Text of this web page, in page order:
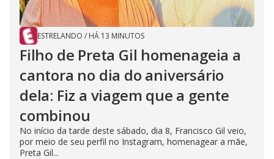
ESTRELANDO / HÁ 13 MINUTOS
Filho de Preta Gil homenageia a
cantora no dia do aniversário
dela: Fiz a viagem que a gente
combinou
No início da tarde deste sábado, dia 8, Francisco Gil veio,
por meio de seu perfil no Instagram, homenagear a mãe,
Preta Gil...